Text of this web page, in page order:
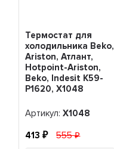
Термостат для
холодильника Beko,
Ariston, Атлант,
Hotpoint-Ariston,
Beko, Indesit K59-
P1620, Х1048
Артикул:Х1048
413 555